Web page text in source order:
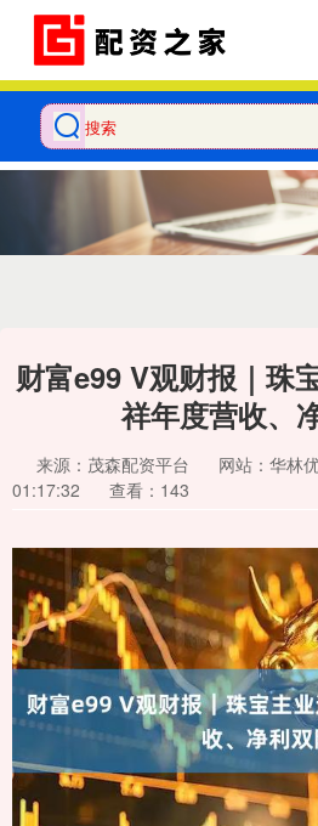
财富e99 V观财报｜珠
祥年度营收、
来源：茂森配资平台 网站：华林
01:17:32
查看：143